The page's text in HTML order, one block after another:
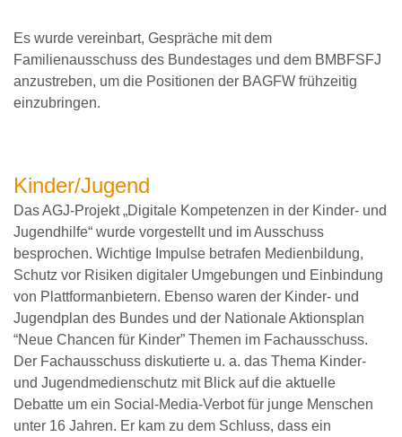
Es wurde vereinbart, Gespräche mit dem
Familienausschuss des Bundestages und dem BMBFSFJ
anzustreben, um die Positionen der BAGFW frühzeitig
einzubringen.
Kinder/Jugend
Das AGJ‑Projekt „Digitale Kompetenzen in der Kinder‑ und
Jugendhilfe“ wurde vorgestellt und im Ausschuss
besprochen. Wichtige Impulse betrafen Medienbildung,
Schutz vor Risiken digitaler Umgebungen und Einbindung
von Plattformanbietern. Ebenso waren der Kinder- und
Jugendplan des Bundes und der Nationale Aktionsplan
“Neue Chancen für Kinder” Themen im Fachausschuss.
Der Fachausschuss diskutierte u. a. das Thema Kinder-
und Jugendmedienschutz mit Blick auf die aktuelle
Debatte um ein Social-Media-Verbot für junge Menschen
unter 16 Jahren. Er kam zu dem Schluss, dass ein